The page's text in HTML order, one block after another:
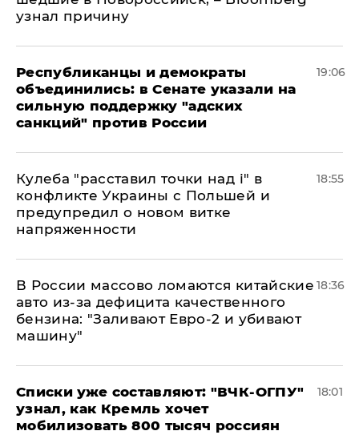
узнал причину
Республиканцы и демократы
объединились: в Сенате указали на
сильную поддержку "адских
санкций" против России
19:06
Кулеба "расставил точки над і" в
конфликте Украины с Польшей и
предупредил о новом витке
напряженности
18:55
В России массово ломаются китайские
авто из-за дефицита качественного
бензина: "Заливают Евро-2 и убивают
машину"
18:36
Списки уже составляют: "ВЧК-ОГПУ"
узнал, как Кремль хочет
мобилизовать 800 тысяч россиян
18:01